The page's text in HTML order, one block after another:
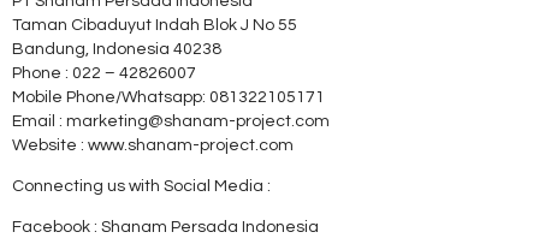
Taman Cibaduyut Indah Blok J No 55
Bandung, Indonesia 40238
Phone : 022 – 42826007
Mobile Phone/Whatsapp: 081322105171
Email : marketing@shanam-project.com
Website : www.shanam-project.com
Connecting us with Social Media :
Facebook : Shanam Persada Indonesia